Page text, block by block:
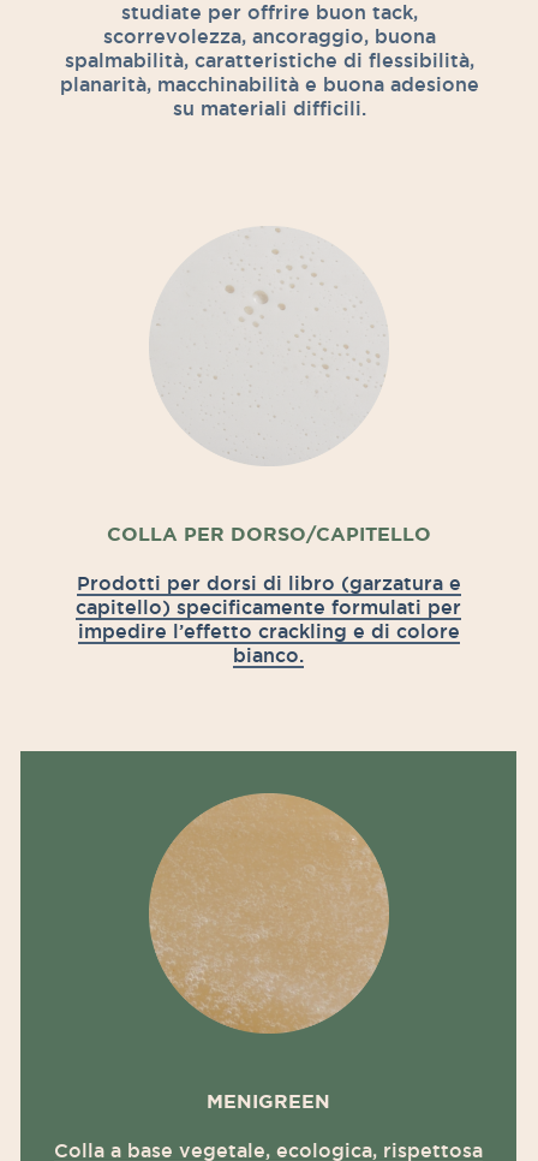
studiate per offrire buon tack,
scorrevolezza, ancoraggio, buona
spalmabilità, caratteristiche di flessibilità,
planarità, macchinabilità e buona adesione
su materiali difficili.
COLLA PER DORSO/CAPITELLO
Prodotti per dorsi di libro (garzatura e
capitello) specificamente formulati per
impedire l’effetto crackling e di colore
bianco.
MENIGREEN
Colla a base vegetale, ecologica, rispettosa